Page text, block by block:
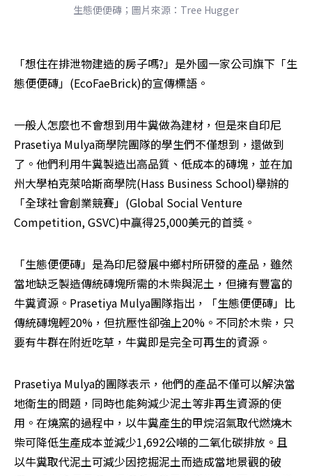
生態便便磚；圖片來源：Tree Hugger
「想住在排泄物建造的房子嗎?」是外國一家公司旗下「生
態便便磚」(EcoFaeBrick)的宣傳標語。
一般人怎麼也不會想到用牛糞做為建材，但是來自印尼
Prasetiya Mulya商學院團隊的學生們不僅想到，還做到
了。他們利用牛糞製造出高品質、低成本的磚塊，並在加
州大學柏克萊哈斯商學院(Hass Business School)舉辦的
「全球社會創業競賽」(Global Social Venture
Competition, GSVC)中贏得25,000美元的首獎。
「生態便便磚」是為印尼發展中鄉村所研發的產品，雖然
當地缺乏製造傳統磚塊所需的木柴與泥土，但擁有豐富的
牛糞資源。Prasetiya Mulya團隊指出，「生態便便磚」比
傳統磚塊輕20%，但抗壓性卻強上20%。不同於木柴，只
要有牛群在附近吃草，牛糞即是完全可再生的資源。
Prasetiya Mulya的團隊表示，他們的產品不僅可以解決當
地衛生的問題，同時也能夠減少泥土等非再生資源的使
用。在燒窯的過程中，以牛糞產生的甲烷沼氣取代燃燒木
柴可降低生產成本並減少1,692公噸的二氧化碳排放。且
以牛糞取代泥土可減少因挖掘泥土而造成當地景觀的破